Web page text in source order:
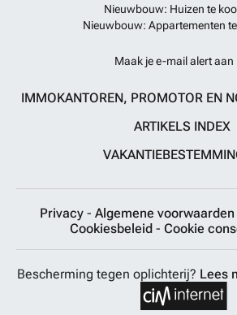
Nieuwbouw: Huizen te
Nieuwbouw: Appartementen
Maak je e-mail alert aan
IMMOKANTOREN, PROMOTOR EN
ARTIKELS INDEX
Privacy - Algemene voorwaarden
Cookiesbeleid - Cookie
Bescherming tegen oplichterij? Lees